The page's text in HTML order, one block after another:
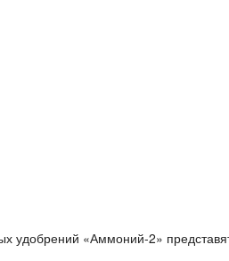
удобрений «Аммоний-2»